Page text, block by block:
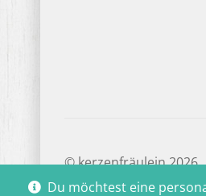
© kerzenfräulein 2026
Du möchtest eine